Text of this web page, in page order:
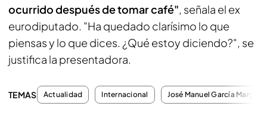
ocurrido después de tomar café", señala el ex
eurodiputado. "Ha quedado clarísimo lo que
piensas y lo que dices. ¿Qué estoy diciendo?", se
justifica la presentadora.
TEMAS Actualidad Internacional José Manuel García Margallo